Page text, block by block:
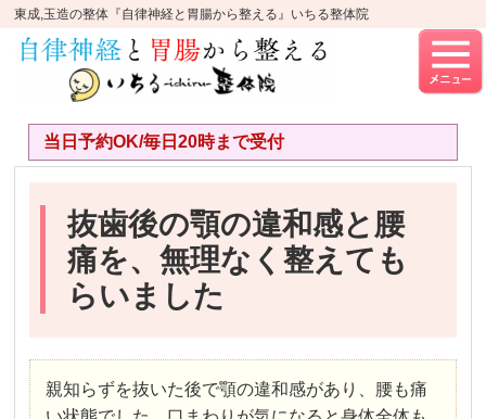
東成,玉造の整体『自律神経と胃腸から整える』いちる整体院
当日予約OK/毎日20時まで受付
抜歯後の顎の違和感と腰
痛を、無理なく整えても
らいました
親知らずを抜いた後で顎の違和感があり、腰も痛